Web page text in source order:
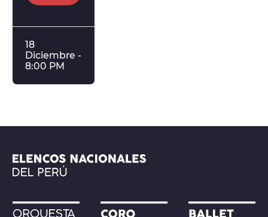
18
Diciembre -
8:00 PM